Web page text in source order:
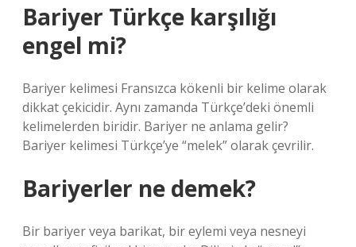
Bariyer Türkçe karşılığı
engel mi?
Bariyer kelimesi Fransızca kökenli bir kelime olarak
dikkat çekicidir. Aynı zamanda Türkçe’deki önemli
kelimelerden biridir. Bariyer ne anlama gelir?
Bariyer kelimesi Türkçe’ye “melek” olarak çevrilir.
Bariyerler ne demek?
Bir bariyer veya barikat, bir eylemi veya nesneyi